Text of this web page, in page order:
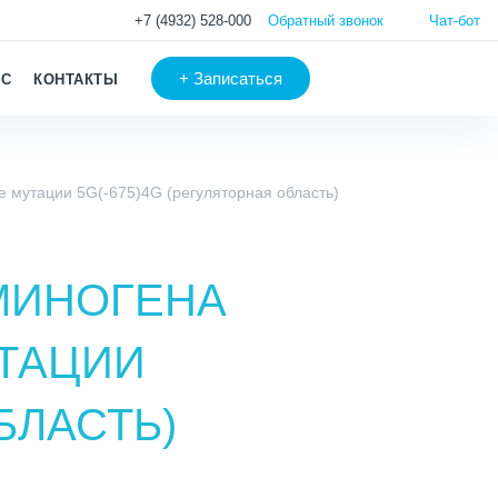
+7 (4932) 528-000 Обратный звонок Чат-бот
КОНТАКТЫ + Записаться
5G(-675)4G (регуляторная область)